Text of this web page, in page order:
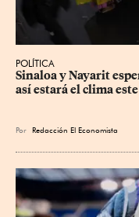
POLÍTICA
Sinaloa y Nayarit
así estará el clima
Por Redacción El Economista